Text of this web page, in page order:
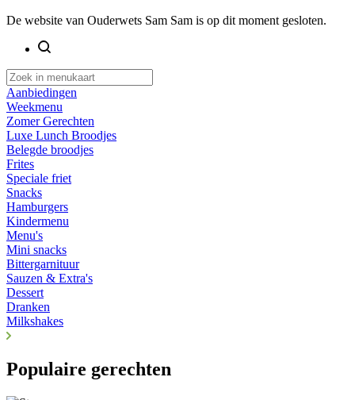
De website van Ouderwets Sam Sam is op dit moment gesloten.
Aanbiedingen
Weekmenu
Zomer Gerechten
Luxe Lunch Broodjes
Belegde broodjes
Frites
Speciale friet
Snacks
Hamburgers
Kindermenu
Menu's
Mini snacks
Bittergarnituur
Sauzen & Extra's
Dessert
Dranken
Milkshakes
Populaire gerechten